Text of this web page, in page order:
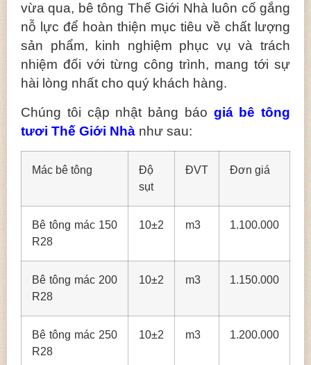
vừa qua, bê tông Thế Giới Nhà luôn cố gắng
nỗ lực để hoàn thiện mục tiêu về chất lượng
sản phẩm, kinh nghiệm phục vụ và trách
nhiệm đối với từng công trình, mang tới sự
hài lòng nhất cho quý khách hàng.
Chúng tôi cập nhật bảng báo giá bê tông
tươi Thế Giới Nhà như sau:
Mác bê tông
Độ
sụt
ĐVT Đơn giá
Bê tông mác 150
R28
10±2 m3 1.100.000
Bê tông mác 200
R28
10±2 m3 1.150.000
Bê tông mác 250
R28
10±2 m3 1.200.000